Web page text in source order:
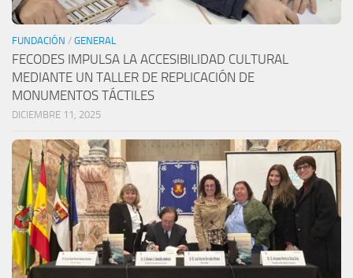
FUNDACIÓN / GENERAL
FECODES IMPULSA LA ACCESIBILIDAD CULTURAL
MEDIANTE UN TALLER DE REPLICACIÓN DE
MONUMENTOS TÁCTILES
DICIEMBRE 11, 2025